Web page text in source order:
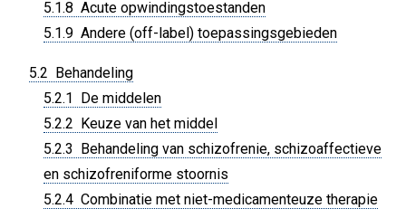
5.1.8 Acute opwindingstoestanden
5.1.9 Andere (off-label) toepassingsgebieden
5.2 Behandeling
5.2.1 De middelen
5.2.2 Keuze van het middel
5.2.3 Behandeling van schizofrenie, schizoaffectieve
en schizofreniforme stoornis
5.2.4 Combinatie met niet-medicamenteuze therapie